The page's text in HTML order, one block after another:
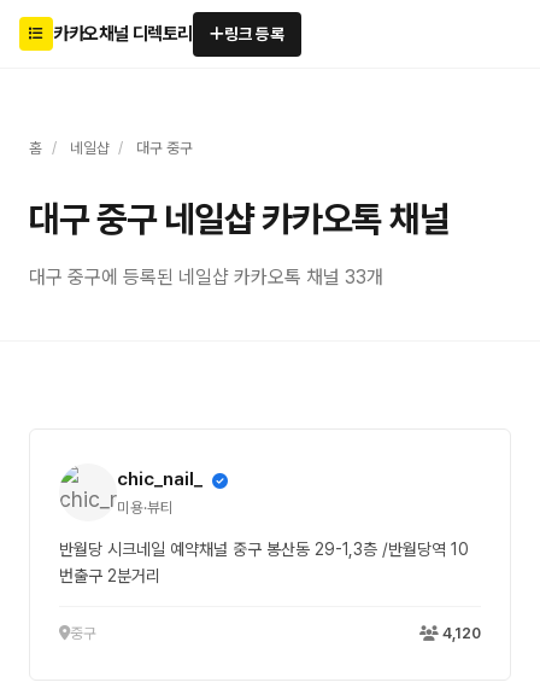
카카오채널 디렉토리 링크 등록
홈 / 네일샵 / 대구 중구
대구 중구 네일샵 카카오톡 채널
대구 중구에 등록된 네일샵 카카오톡 채널 33개
chic_nail_
미용·뷰티
반월당 시크네일 예약채널 중구 봉산동 29-1,3층 /반월당역 10
번출구 2분거리
중구 4,120